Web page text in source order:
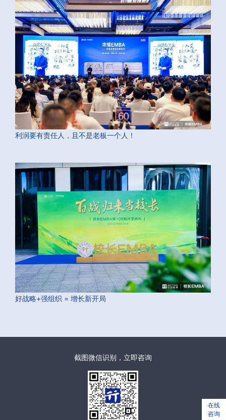
利润要有责任人，且不是老板一个人！
好战略+强组织 = 增长新开局
截图微信识别，立即咨询
在线
咨询